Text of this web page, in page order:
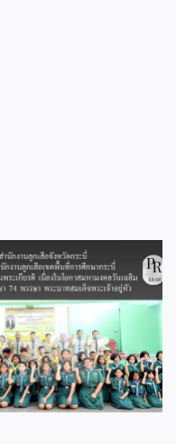
สพป.กระบี่ ร่วมพิธีจุดเทียน
ถวายพระพรชัยมงคล แด่
พระบาทสมเด็จ
พระเจ้าอยู่หัว เนื่องในโอกาส
วันเฉลิมพระชนมพรรษา 28
กรกฎาคม 2569